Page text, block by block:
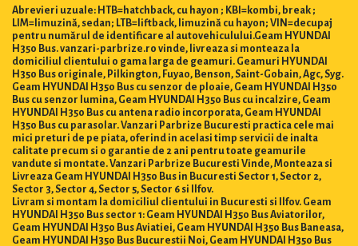
Abrevieri uzuale: HTB=hatchback, cu hayon ; KBI=kombi, break ;
LIM=limuzină, sedan; LTB=liftback, limuzină cu hayon; VIN=decupaj
pentru numărul de identificare al autovehiculului.Geam HYUNDAI
H350 Bus. vanzari-parbrize.ro vinde, livreaza si monteaza la
domiciliul clientului o gama larga de geamuri. Geamuri HYUNDAI
H350 Bus originale, Pilkington, Fuyao, Benson, Saint-Gobain, Agc, Syg.
Geam HYUNDAI H350 Bus cu senzor de ploaie, Geam HYUNDAI H350
Bus cu senzor lumina, Geam HYUNDAI H350 Bus cu incalzire, Geam
HYUNDAI H350 Bus cu antena radio incorporata, Geam HYUNDAI
H350 Bus cu parasolar. Vanzari Parbrize Bucuresti practica cele mai
mici preturi de pe piata, oferind in acelasi timp servicii de inalta
calitate precum si o garantie de 2 ani pentru toate geamurile
vandute si montate. Vanzari Parbrize Bucuresti Vinde, Monteaza si
Livreaza Geam HYUNDAI H350 Bus in Bucuresti Sector 1, Sector 2,
Sector 3, Sector 4, Sector 5, Sector 6 si Ilfov.
Livram si montam la domiciliul clientului in Bucuresti si Ilfov. Geam
HYUNDAI H350 Bus sector 1: Geam HYUNDAI H350 Bus Aviatorilor,
Geam HYUNDAI H350 Bus Aviatiei, Geam HYUNDAI H350 Bus Baneasa,
Geam HYUNDAI H350 Bus Bucurestii Noi, Geam HYUNDAI H350 Bus